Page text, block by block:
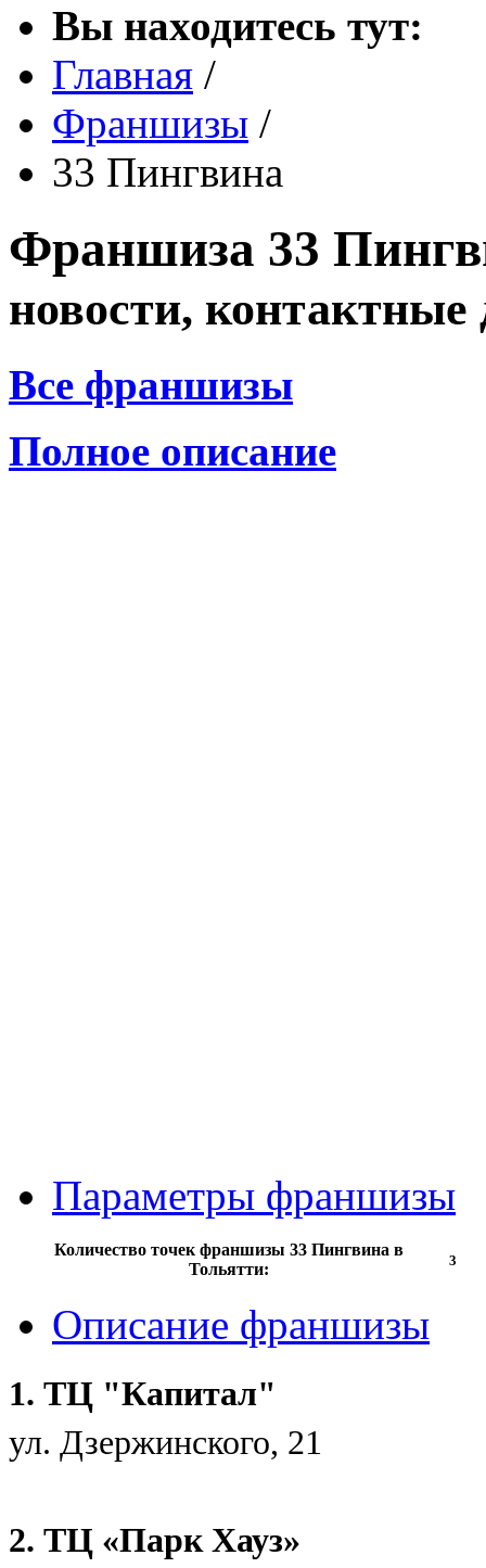
Вы находитесь тут:
Главная /
Франшизы /
33 Пингвина
Франшиза 33
новости,
Все франшизы
Полное описание
Параметры франшизы
Количество точек франшизы 33 Пингвина в
Тольятти:
3
Описание франшизы
1. ТЦ "Капитал"
ул. Дзержинского, 21
2. ТЦ «Парк Хауз»